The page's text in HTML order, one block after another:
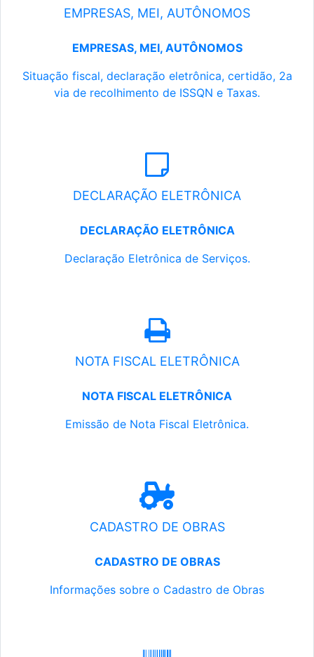
EMPRESAS, MEI, AUTÔNOMOS
EMPRESAS, MEI, AUTÔNOMOS
Situação fiscal, declaração eletrônica, certidão, 2a
via de recolhimento de ISSQN e Taxas.
DECLARAÇÃO ELETRÔNICA
DECLARAÇÃO ELETRÔNICA
Declaração Eletrônica de Serviços.
NOTA FISCAL ELETRÔNICA
NOTA FISCAL ELETRÔNICA
Emissão de Nota Fiscal Eletrônica.
CADASTRO DE OBRAS
CADASTRO DE OBRAS
Informações sobre o Cadastro de Obras